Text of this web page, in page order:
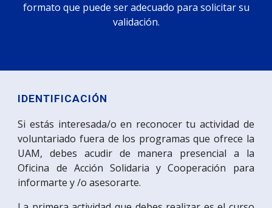
formato que puede ser adecuado para solicitar su
validación.
IDENTIFICACIÓN
Si estás interesada/o en reconocer tu actividad de
voluntariado fuera de los programas que ofrece la
UAM, debes acudir de manera presencial a la
Oficina de Acción Solidaria y Cooperación para
informarte y /o asesorarte.